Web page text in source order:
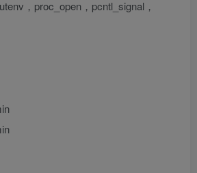
，proc_open，pcntl_signal，